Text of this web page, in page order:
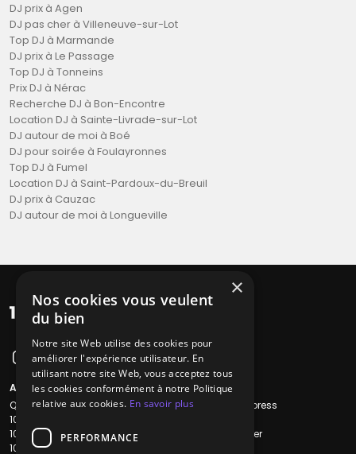
DJ prix à Agen
DJ pas cher à Villeneuve-sur-Lot
Top DJ à Marmande
DJ prix à Le Passage
Top DJ à Tonneins
Prix DJ à Nérac
Recherche DJ à Bon-Encontre
Location DJ à Sainte-Livrade-sur-Lot
DJ autour de moi à Boé
DJ pour soirée à Foulayronnes
Top DJ à Fumel
Location DJ à Saint-Pardoux-du-Breuil
DJ prix à Cauzac
DJ autour de moi à Longueville
A propos
Qui sommes-nous ?
1001Salles
1001Salles PRO
1001Traiteurs
Liens utiles
Recherche Express
Nous contacter
×
Nos cookies vous veulent
du bien
Notre site Web utilise des cookies pour
améliorer l'expérience utilisateur. En
utilisant notre site Web, vous acceptez tous
les cookies conformément à notre Politique
relative aux cookies. En savoir plus
PERFORMANCE